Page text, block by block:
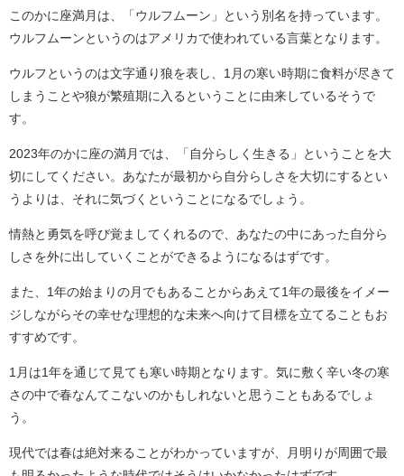
このかに座満月は、「ウルフムーン」という別名を持っています。
ウルフムーンというのはアメリカで使われている言葉となります。
ウルフというのは文字通り狼を表し、1月の寒い時期に食料が尽きて
しまうことや狼が繁殖期に入るということに由来しているそうで
す。
2023年のかに座の満月では、「自分らしく生きる」ということを大
切にしてください。あなたが最初から自分らしさを大切にするとい
うよりは、それに気づくということになるでしょう。
情熱と勇気を呼び覚ましてくれるので、あなたの中にあった自分ら
しさを外に出していくことができるようになるはずです。
また、1年の始まりの月でもあることからあえて1年の最後をイメー
ジしながらその幸せな理想的な未来へ向けて目標を立てることもお
すすめです。
1月は1年を通じて見ても寒い時期となります。気に敷く辛い冬の寒
さの中で春なんてこないのかもしれないと思うこともあるでしょ
う。
現代では春は絶対来ることがわかっていますが、月明りが周囲で最